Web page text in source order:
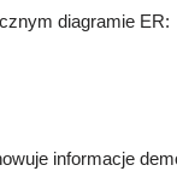
diagramie ER:
informacje